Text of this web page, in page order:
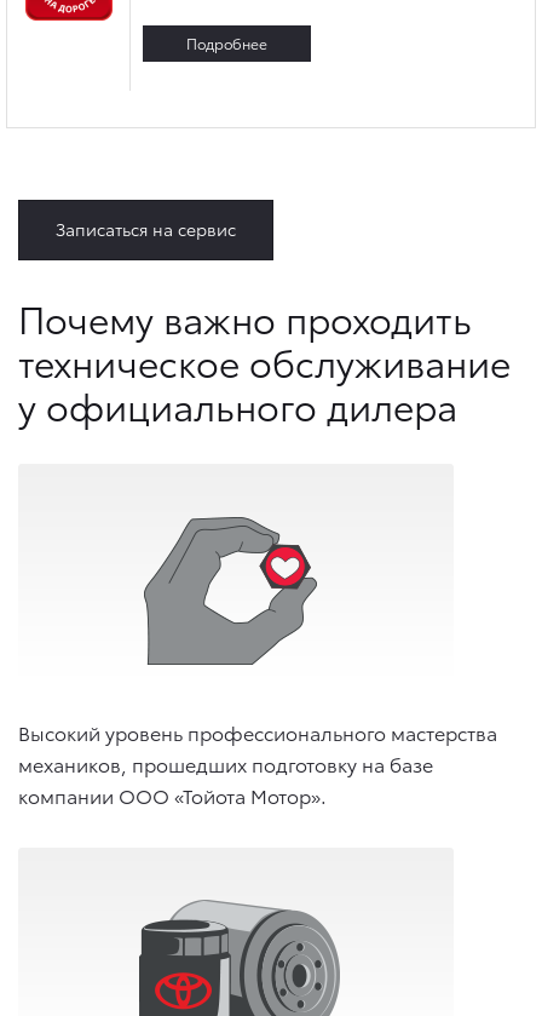
Подробнее
Записаться на сервис
Почему важно проходить
техническое обслуживание
у официального дилера
Высокий уровень профессионального мастерства
механиков, прошедших подготовку на базе
компании ООО «Тойота Мотор».